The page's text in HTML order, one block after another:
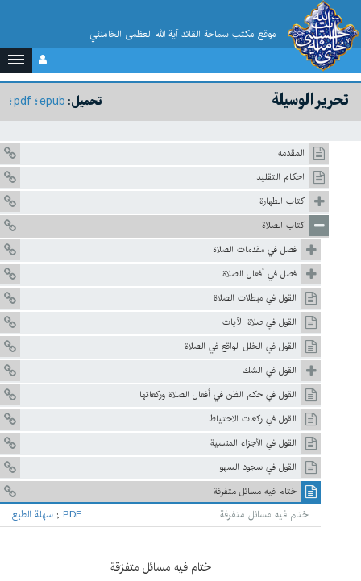
موقع مکتب سماحة القائد آية الله العظمى الخامنئي
تحميل: epub
pdf تحرير الوسيلة
المقدمه
احكام التقليد
كتاب الطهارة
كتاب الصلاة
فصل في مقدمات الصلاة
فصل في أفعال الصلاة
القول في مبطلات الصلاة
القول في صلاة الآيات
القول في الخلل الواقع في الصلاة
القول في الشك
القول في حكم الظن في أفعال الصلاة وركعاتها
القول في ركعات الاحتياط
القول في الأجزاء المنسية
القول في سجود السهو
ختام فيه مسائل متفرفة
ختام فيه مسائل متفرفة سهلة الطبع ; PDF
ختام فيه مسائل متفرّقة